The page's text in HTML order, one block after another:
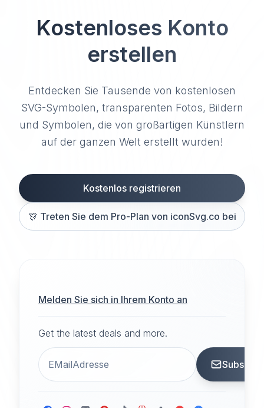
Kostenloses Konto
erstellen
Entdecken Sie Tausende von kostenlosen
SVG-Symbolen, transparenten Fotos, Bildern
und Symbolen, die von großartigen Künstlern
auf der ganzen Welt erstellt wurden!
Kostenlos registrieren
🎊 Treten Sie dem Pro-Plan von iconSvg.co bei
Melden Sie sich in Ihrem Konto an
Get the latest deals and more.